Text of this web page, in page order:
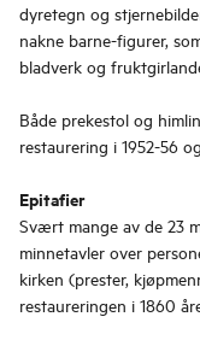
dyretegn og
nakne barne-figurer,
bladverk og
Både prekestol og
restaurering i 1952-56
Epitafier
Svært mange av de 23
minnetavler over
kirken (prester,
restaureringen i 1860